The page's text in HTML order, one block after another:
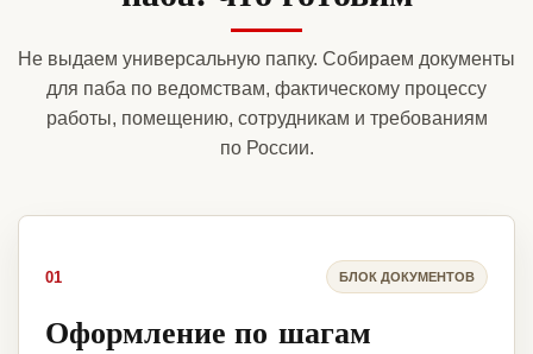
Не выдаем универсальную папку. Собираем документы
для паба по ведомствам, фактическому процессу
работы, помещению, сотрудникам и требованиям
по России.
01 БЛОК ДОКУМЕНТОВ
Оформление по шагам